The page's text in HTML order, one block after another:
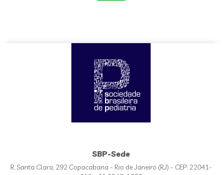
SBP-Sede
R. Santa Clara, 292 Copacabana - Rio de Janeiro (RJ) - CEP: 22041-